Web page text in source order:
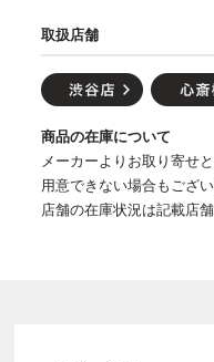
取扱店舗
商品の在庫について
メーカーよりお取り寄せ
用意できない場合もござい
店舗の在庫状況は記載店